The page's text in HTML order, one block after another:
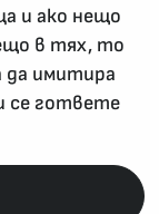
и ако нещо
в тях, то
да имитира
се гответе